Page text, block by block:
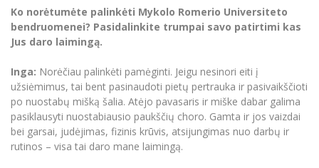
Ko norėtumėte palinkėti Mykolo Romerio Universiteto
bendruomenei? Pasidalinkite trumpai savo patirtimi kas
Jus daro laimingą.
Inga: Norėčiau palinkėti pamėginti. Jeigu nesinori eiti į
užsiėmimus, tai bent pasinaudoti pietų pertrauka ir pasivaikščioti
po nuostabų mišką šalia. Atėjo pavasaris ir miške dabar galima
pasiklausyti nuostabiausio paukščių choro. Gamta ir jos vaizdai
bei garsai, judėjimas, fizinis krūvis, atsijungimas nuo darbų ir
rutinos – visa tai daro mane laimingą.